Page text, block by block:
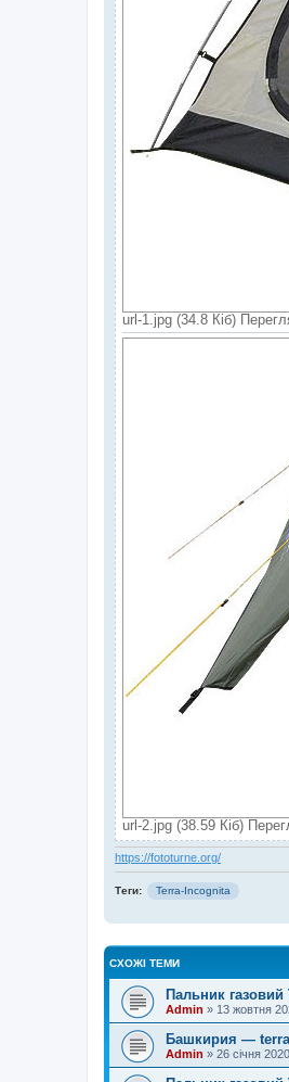
url-1.jpg (34.8 Кіб)
url-2.jpg (38.59 Кіб)
https://fototurne.org/
Теги: Terra-Incognita
СХОЖІ ТЕМИ
Пальник
Admin » 13 жовтня
Башкирия —
Admin » 26 січня